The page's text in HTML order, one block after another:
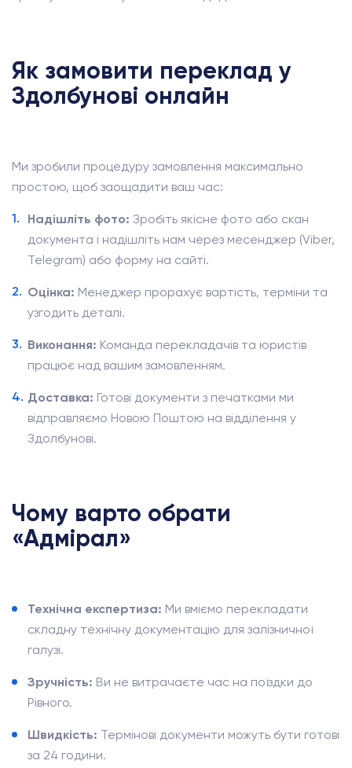
Як замовити переклад у
Здолбунові онлайн
Ми зробили процедуру замовлення максимально
простою, щоб заощадити ваш час:
Надішліть фото: Зробіть якісне фото або скан
документа і надішліть нам через месенджер (Viber,
Telegram) або форму на сайті.
Оцінка: Менеджер прорахує вартість, терміни та
узгодить деталі.
Виконання: Команда перекладачів та юристів
працює над вашим замовленням.
Доставка: Готові документи з печатками ми
відправляємо Новою Поштою на відділення у
Здолбунові.
Чому варто обрати
«Адмірал»
Технічна експертиза: Ми вміємо перекладати
складну технічну документацію для залізничної
галузі.
Зручність: Ви не витрачаєте час на поїздки до
Рівного.
Швидкість: Термінові документи можуть бути готові
за 24 години.